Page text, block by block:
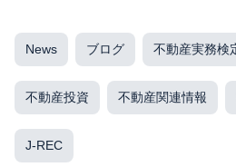
News ブログ 不動産実務検
不動産投資 不動産関連情報
J-REC